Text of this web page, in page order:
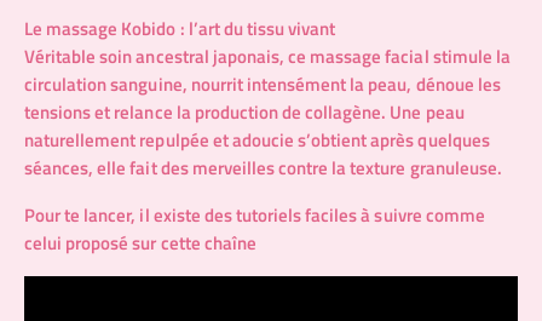
Le massage Kobido : l’art du tissu vivant
Véritable soin ancestral japonais, ce massage facial stimule la
circulation sanguine, nourrit intensément la peau, dénoue les
tensions et relance la production de collagène. Une peau
naturellement repulpée et adoucie s’obtient après quelques
séances, elle fait des merveilles contre la texture granuleuse.
Pour te lancer, il existe des tutoriels faciles à suivre comme
celui proposé sur cette chaîne